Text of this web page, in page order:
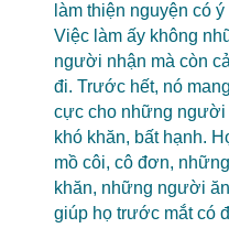
làm thiện nguyện có
Việc làm ấy không
người nhận mà còn
đi. Trước hết, nó
cực cho những người
khó khăn, bất hạnh.
mồ côi, cô đơn,
khăn, những người
giúp họ trước mắt có